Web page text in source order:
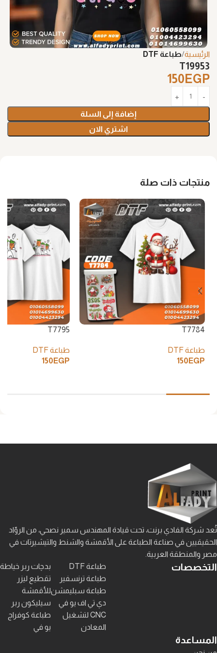
الرئيسية طباعة DTF
T19953
150 EGP
إضافة إلى السلة
اشتري الان
منتجات ذات صلة
T7784
طباعة DTF
150 EGP
T7795
طباعة DTF
150 EGP
تُعد شركة الفادي برنت، تحت قيادة المهندس سمير نصحي، من الروّاد
الحقيقيين في صناعة الطباعة على الأقمشة والشنط والتيشيرتات في
مصر والمنطقة العربية.
التخصصات
طباعة DTF
طباعة ترنسفير
طباعة سبليمشن
دي تي اف يو في
CNC لتشغيل
المعادن
بدچات ربر خياطة
تقطيع ليزر
للأقمشة
سيليكون ربر
طباعة كوفراج
يو في
المساعدة